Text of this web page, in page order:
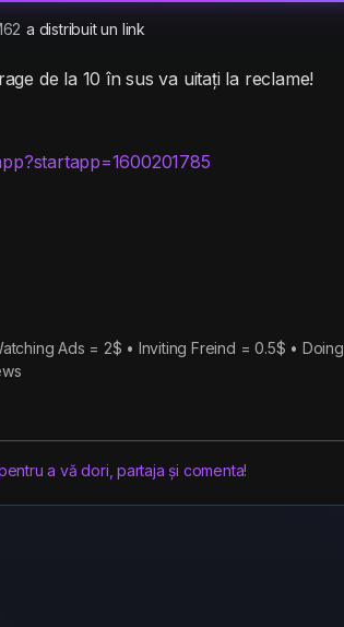
a distribuit un link
de la 10 în sus va uitați la reclame!
Ads = 2$ • Inviting Freind = 0.5$ • Doing
a vă dori, partaja și comenta!